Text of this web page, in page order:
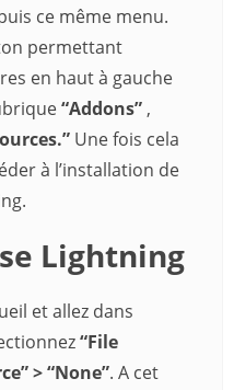
ce même menu.
permettant
en haut à gauche
“Addons” ,
Une fois cela
à l’installation de
Lightning
et allez dans
“File
> “None”. A cet